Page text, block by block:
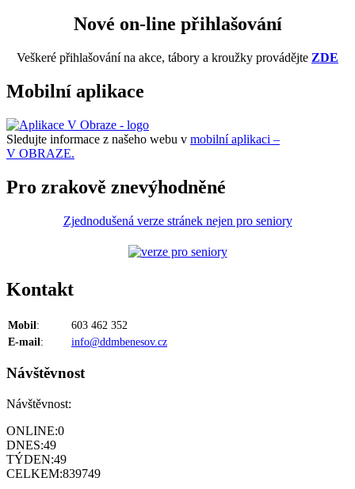
Nové on-line přihlašování
Veškeré přihlašování na akce, tábory a kroužky provádějte ZDE
Mobilní aplikace
Sledujte informace z našeho webu v mobilní aplikaci –
V OBRAZE.
Pro zrakově znevýhodněné
Zjednodušená verze stránek nejen pro seniory
Kontakt
Mobil:
603 462 352
E-mail: info@ddmbenesov.cz
Návštěvnost
Návštěvnost:
ONLINE:0
DNES:49
TÝDEN:49
CELKEM:839749